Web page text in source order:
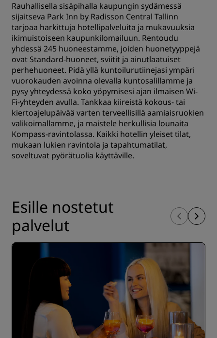
Rauhallisella sisäpihalla kaupungin sydämessä
sijaitseva Park Inn by Radisson Central Tallinn
tarjoaa harkittuja hotellipalveluita ja mukavuuksia
ikimuistoiseen kaupunkilomailuun. Rentoudu
yhdessä 245 huoneestamme, joiden huonetyyppejä
ovat Standard-huoneet, sviitit ja ainutlaatuiset
perhehuoneet. Pidä yllä kuntoilurutiinejasi ympäri
vuorokauden avoinna olevalla kuntosalillamme ja
pysy yhteydessä koko yöpymisesi ajan ilmaisen Wi-
Fi-yhteyden avulla. Tankkaa kiireistä kokous- tai
kiertoajelupäivää varten terveellisillä aamiaisruokien
valikoimallamme, ja maistele herkullisia lounaita
Kompass-ravintolassa. Kaikki hotellin yleiset tilat,
mukaan lukien ravintola ja tapahtumatilat,
soveltuvat pyörätuolia käyttäville.
Esille nostetut
palvelut